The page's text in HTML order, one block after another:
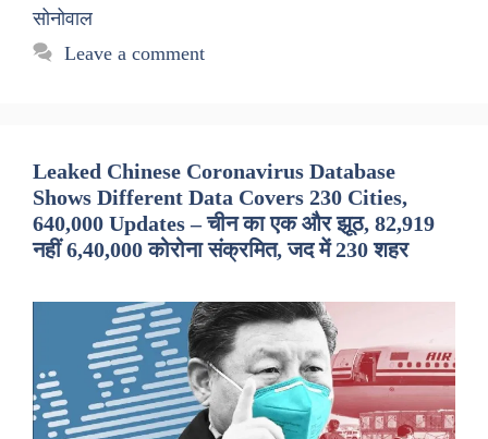
सोनोवाल
Leave a comment
Leaked Chinese Coronavirus Database
Shows Different Data Covers 230 Cities,
640,000 Updates – चीन का एक और झूठ, 82,919
नहीं 6,40,000 कोरोना संक्रमित, जद में 230 शहर